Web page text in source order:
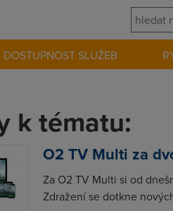
DOSTUPNOST SLUŽEB
k tématu:
O2 TV Multi za
Za O2 TV Multi si od
Zdražení se dotkne